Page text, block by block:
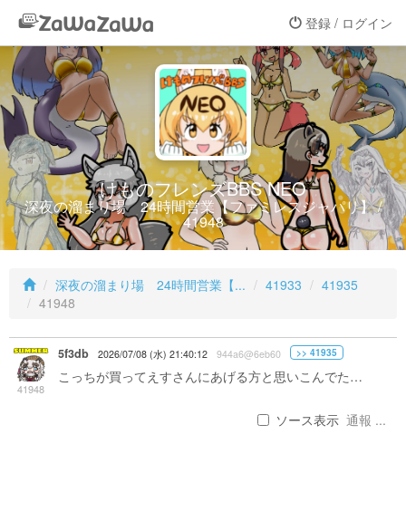
登録 / ログイン
けものフレンズBBS NEO
深夜の溜まり場 24時間営業【ファミレスジャパリ】 /
41948
深夜の溜まり場 24時間営業【... 41933
41935
41948
41948
5f3db 2026/07/08 (水) 21:40:12 944a6@6eb60 >> 41935
こっちが買ってえすさんにあげる方と思いこんでた…
ソース表示 通報 ...